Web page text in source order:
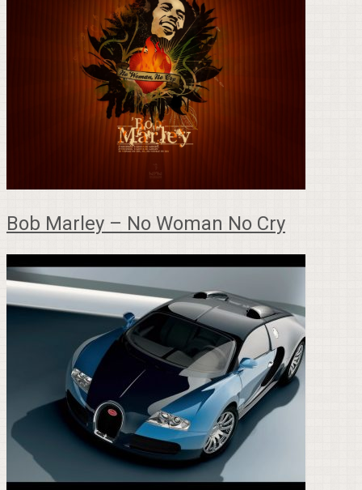
Bob Marley – No Woman No Cry